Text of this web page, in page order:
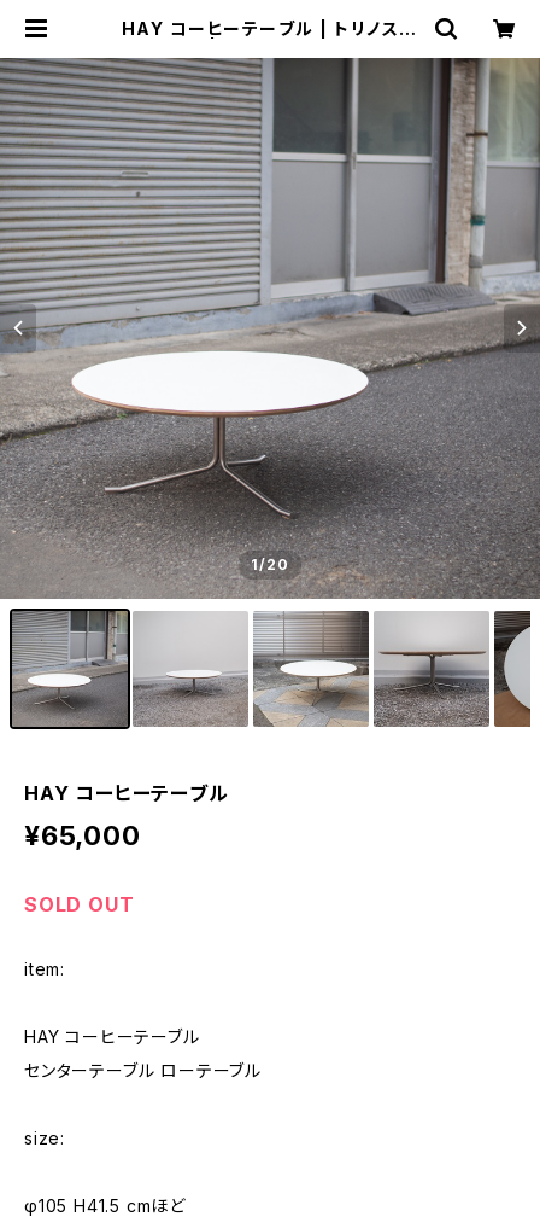
HAY コーヒーテーブル | トリノス-t
ルショップ・古着
1/20
HAY コーヒーテーブル
¥65,000
SOLD OUT
item:
HAY コーヒーテーブル
センターテーブル ローテーブル
size:
φ105 H41.5 cmほど